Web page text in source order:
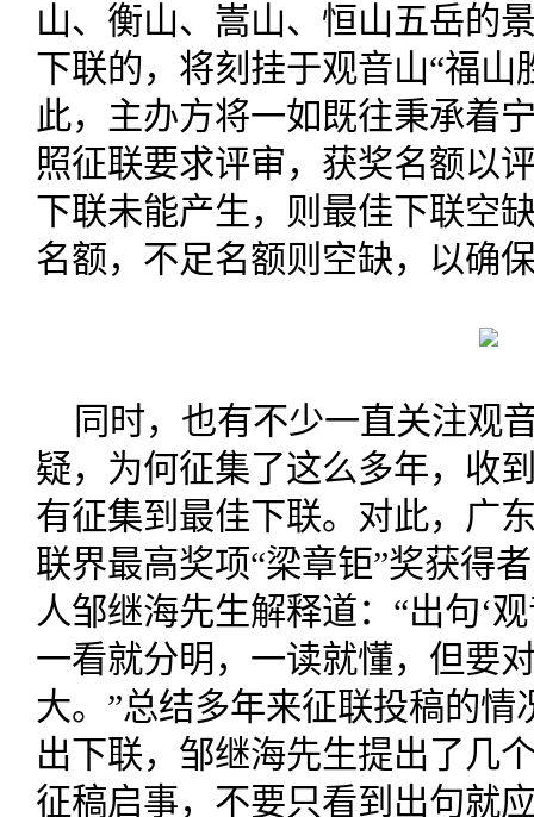
山、衡山、嵩山、恒山五岳的
下联的，将刻挂于观音山“福山
此，主办方将一如既往秉承着
照征联要求评审，获奖名额以
下联未能产生，则最佳下联空
名额，不足名额则空缺，以确
同时，也有不少一直关注观
疑，为何征集了这么多年，收
有征集到最佳下联。对此，广
联界最高奖项“梁章钜”奖获得
人邹继海先生解释道：“出句‘
一看就分明，一读就懂，但要
大。”总结多年来征联投稿的
出下联，邹继海先生提出了几
征稿启事，不要只看到出句就